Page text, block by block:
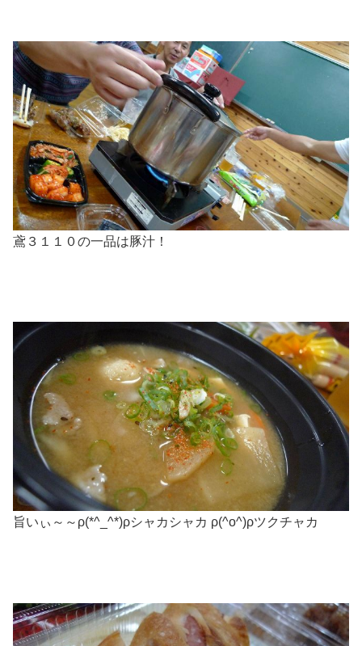
鳶３１１０の一品は豚汁！
旨いぃ～～ρ(*^_^*)ρシャカシャカ ρ(^o^)ρツクチャカ